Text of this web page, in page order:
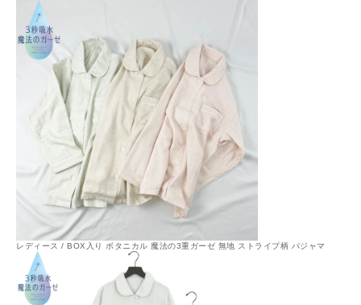
レディース / BOX入り ボタニカル 魔法の3重ガーゼ 無地 ストライプ柄 パジャマ